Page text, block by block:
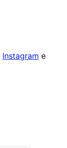
Instagram e